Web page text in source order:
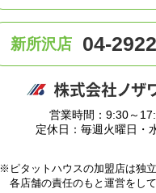
新所沢店 04-
営業時間：9:30～
定休日：毎週火曜日・
※ピタットハウスの加盟店は独立
各店舗の責任のもと運営をして